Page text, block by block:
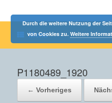
Menü
P1180489_1920
← Vorheriges
Durch die weitere Nutzung der
von Cookies zu.Weitere